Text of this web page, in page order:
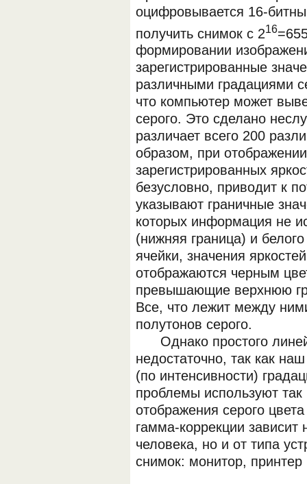
оцифровывается 16-
получить снимок с 216
формировании
зарегистрированные
различными градациями
что компьютер может
серого. Это сделано
различает всего 200
образом, при
зарегистрированных
безусловно, приводит к
указывают граничные
которых информация не
(нижняя граница) и
ячейки, значения
отображаются черным
превышающие верхнюю
Все, что лежит между
полутонов серого.
Однако простого
недостаточно, так как
(по интенсивности)
проблемы используют
отображения серого
гамма-коррекции зависит
человека, но и от типа
снимок: монитор, принтер